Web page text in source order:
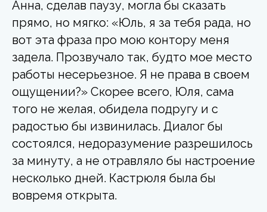
Анна, сделав паузу, могла бы сказать
прямо, но мягко: «Юль, я за тебя рада, но
вот эта фраза про мою контору меня
задела. Прозвучало так, будто мое место
работы несерьезное. Я не права в своем
ощущении?» Скорее всего, Юля, сама
того не желая, обидела подругу и с
радостью бы извинилась. Диалог бы
состоялся, недоразумение разрешилось
за минуту, а не отравляло бы настроение
несколько дней. Кастрюля была бы
вовремя открыта.